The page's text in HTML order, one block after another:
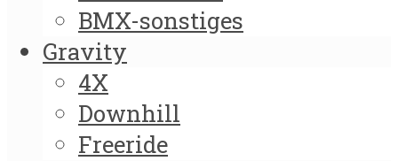
BMX-sonstiges
Gravity
4X
Downhill
Freeride